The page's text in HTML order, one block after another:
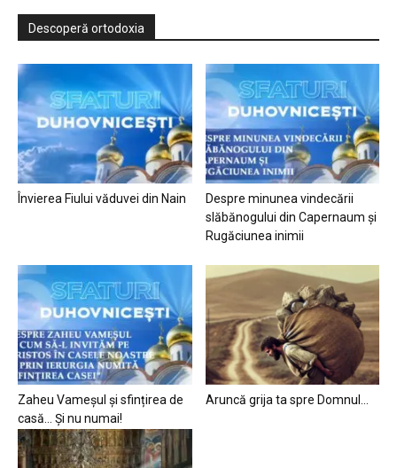
Descoperă ortodoxia
Învierea Fiului văduvei din Nain
Despre minunea vindecării
slăbănogului din Capernaum și
Rugăciunea inimii
Zaheu Vameșul și sfințirea de
casă… Și nu numai!
Aruncă grija ta spre Domnul…